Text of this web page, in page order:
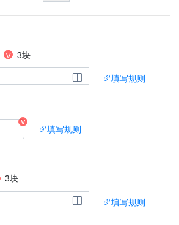
3块
填写规则
填写规则
3块
填写规则